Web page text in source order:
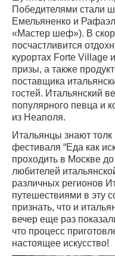
Победителями стали
Емельяненко и
«Мастер шеф»). В
посчастливится
курортах Forte Village
призы, а также
поставщика
гостей. Итальянский
популярного певца и
из Неаполя.
Итальянцы знают
фестиваля “Еда как
проходить в Москве
любителей
различных регионов
путешествиями в эту
признать, что и
вечер еще раз
что процесс
настоящее искусство!